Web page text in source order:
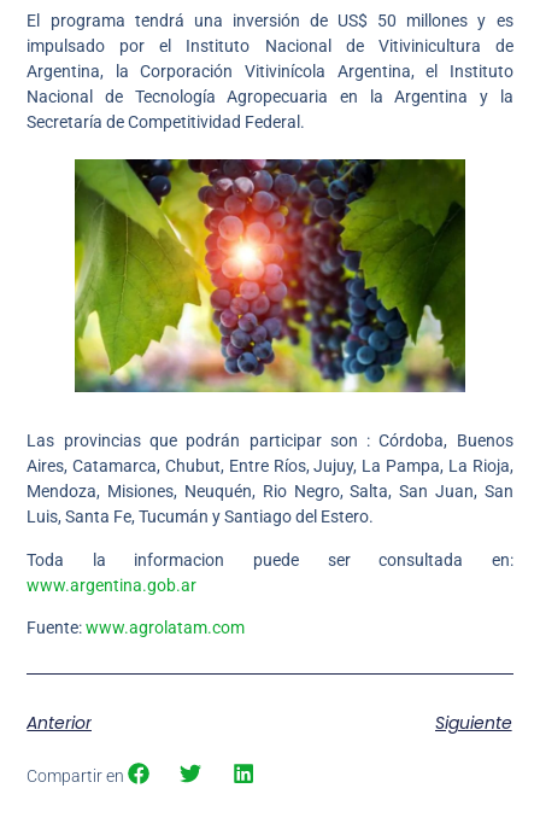
El programa tendrá una inversión de US$ 50 millones y es
impulsado por el Instituto Nacional de Vitivinicultura de
Argentina, la Corporación Vitivinícola Argentina, el Instituto
Nacional de Tecnología Agropecuaria en la Argentina y la
Secretaría de Competitividad Federal.
Las provincias que podrán participar son : Córdoba, Buenos
Aires, Catamarca, Chubut, Entre Ríos, Jujuy, La Pampa, La Rioja,
Mendoza, Misiones, Neuquén, Rio Negro, Salta, San Juan, San
Luis, Santa Fe, Tucumán y Santiago del Estero.
Toda la informacion puede ser consultada en:
www.argentina.gob.ar
Fuente:www.agrolatam.com
Anterior Siguiente
Compartir en